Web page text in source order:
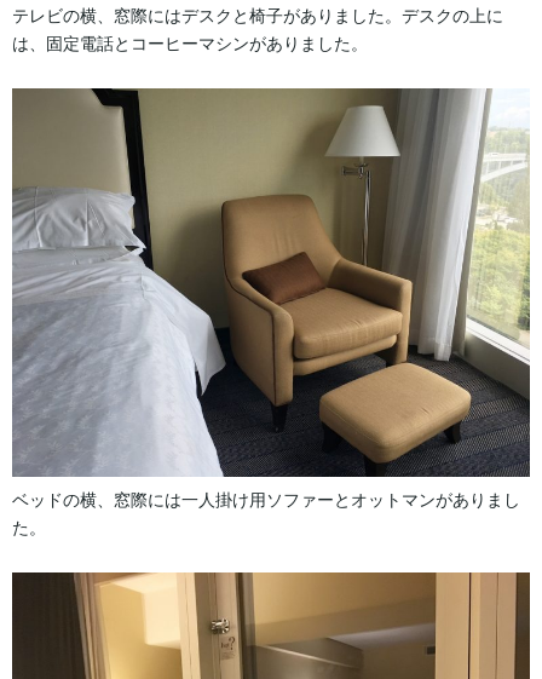
テレビの横、窓際にはデスクと椅子がありました。デスクの上に
は、固定電話とコーヒーマシンがありました。
ベッドの横、窓際には一人掛け用ソファーとオットマンがありまし
た。